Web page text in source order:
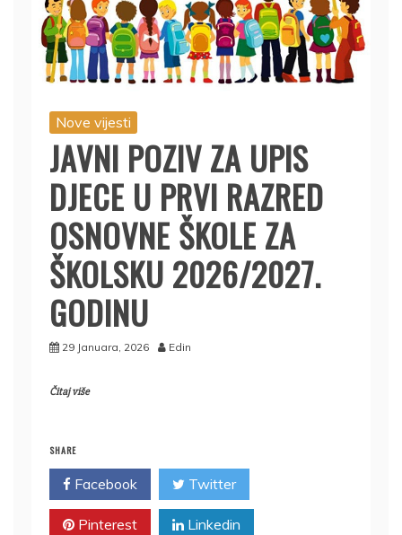
Nove vijesti
JAVNI POZIV ZA UPIS
DJECE U PRVI RAZRED
OSNOVNE ŠKOLE ZA
ŠKOLSKU 2026/2027.
GODINU
29 Januara, 2026 Edin
Čitaj više
SHARE
Facebook Twitter
Pinterest Linkedin